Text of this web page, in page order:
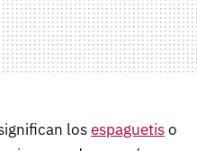
losespaguetiso